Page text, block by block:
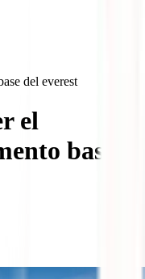
del everest
el
base